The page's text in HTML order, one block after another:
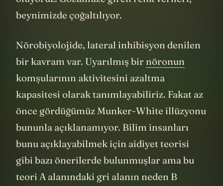
beynimizde çoğaltılıyor.
Nörobiyolojide, lateral inhibisyon denilen
bir kavram var. Uyarılmış bir nöronun
komşularının aktivitesini azaltma
kapasitesi olarak tanımlayabiliriz. Fakat az
önce gördüğümüz Munker-White illüzyonu
bununla açıklanamıyor. Bilim insanları
bunu açıklayabilmek için aidiyet teorisi
gibi bazı önerilerde bulunmuşlar ama bu
teori A alanındaki gri alanın neden B